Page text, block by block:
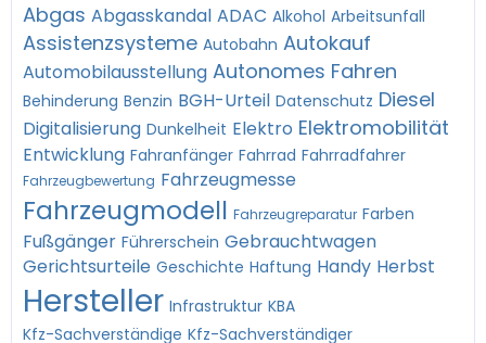
Abgas Abgasskandal ADAC Alkohol Arbeitsunfall
Assistenzsysteme Autobahn Autokauf
Automobilausstellung Autonomes Fahren
Behinderung Benzin BGH-Urteil Datenschutz Diesel
Digitalisierung Dunkelheit Elektro Elektromobilität
Entwicklung Fahranfänger Fahrrad Fahrradfahrer
Fahrzeugbewertung Fahrzeugmesse
Fahrzeugmodell Fahrzeugreparatur Farben
Fußgänger Führerschein Gebrauchtwagen
Gerichtsurteile Geschichte Haftung Handy Herbst
Hersteller Infrastruktur KBA
Kfz-Sachverständige Kfz-Sachverständiger